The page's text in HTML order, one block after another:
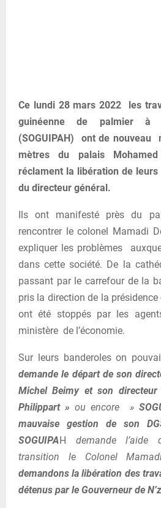
Ce lundi 28 mars 2022 les
guinéenne de palmier à
(SOGUIPAH) ont de nouveau
mètres du palais
réclament la libération de
du directeur général.
Ils ont manifesté près du
rencontrer le colonel Mamadi
expliquer les problèmes
dans cette société. De la
passant par le carrefour de la
pris la direction de la
ont été stoppés par les
ministère de l’économie.
Sur leurs banderoles on
demande le départ de son
Michel Beimy et son
Philippart »ou encore »
mauvaise gestion de son
SOGUIPAH demande
transition le Colonel
demandons la libération des
détenus par le Gouverneur de